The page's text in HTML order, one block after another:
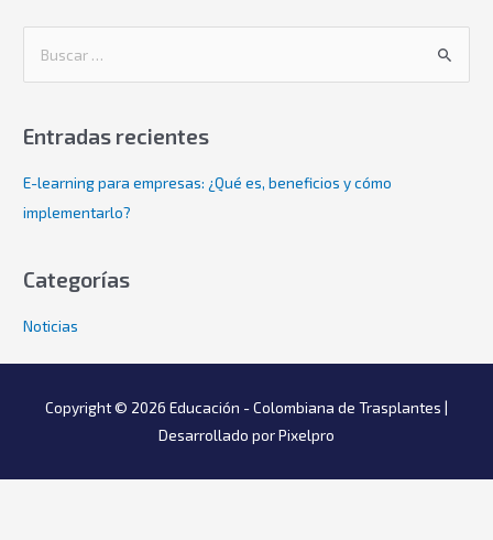
Entradas recientes
E-learning para empresas: ¿Qué es, beneficios y cómo
implementarlo?
Categorías
Noticias
Copyright © 2026 Educación - Colombiana de Trasplantes |
Desarrollado por Pixelpro